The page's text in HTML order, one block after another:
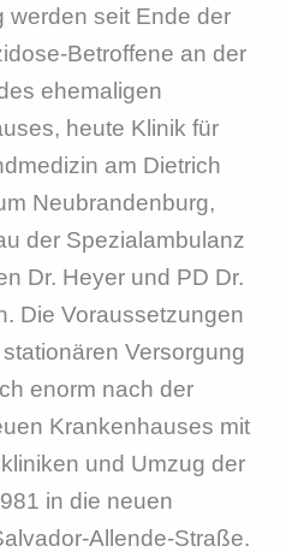
werden seit Ende der
Betroffene an der
ehemaligen
heute Klinik für
am Dietrich
Neubrandenburg,
der Spezialambulanz
Dr. Heyer und PD Dr.
Die Voraussetzungen
Versorgung
enorm nach der
Krankenhauses mit
und Umzug der
in die neuen
Allende-Straße.